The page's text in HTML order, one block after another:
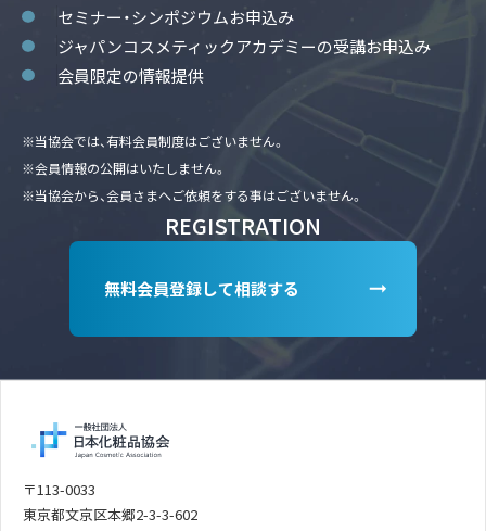
セミナー・シンポジウムお申込み
ジャパンコスメティックアカデミーの受講お申込み
会員限定の情報提供
※当協会では、有料会員制度はございません。
※会員情報の公開はいたしません。
※当協会から、会員さまへご依頼をする事はございません。
REGISTRATION
無料会員登録して相談する
〒113-0033
東京都文京区本郷2-3-3-602